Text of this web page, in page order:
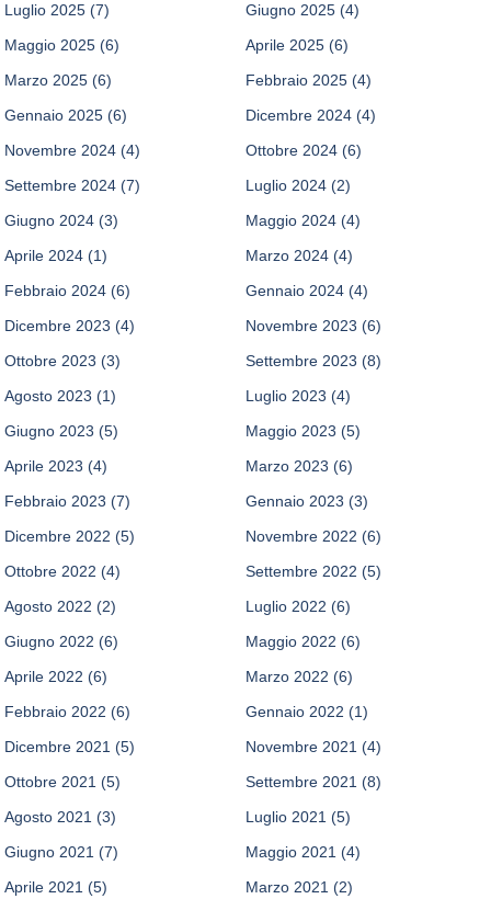
Luglio 2025 (7) Giugno 2025 (4)
Maggio 2025 (6) Aprile 2025 (6)
Marzo 2025 (6) Febbraio 2025 (4)
Gennaio 2025 (6) Dicembre 2024 (4)
Novembre 2024 (4) Ottobre 2024 (6)
Settembre 2024 (7) Luglio 2024 (2)
Giugno 2024 (3) Maggio 2024 (4)
Aprile 2024 (1) Marzo 2024 (4)
Febbraio 2024 (6) Gennaio 2024 (4)
Dicembre 2023 (4) Novembre 2023 (6)
Ottobre 2023 (3) Settembre 2023 (8)
Agosto 2023 (1) Luglio 2023 (4)
Giugno 2023 (5) Maggio 2023 (5)
Aprile 2023 (4) Marzo 2023 (6)
Febbraio 2023 (7) Gennaio 2023 (3)
Dicembre 2022 (5) Novembre 2022 (6)
Ottobre 2022 (4) Settembre 2022 (5)
Agosto 2022 (2) Luglio 2022 (6)
Giugno 2022 (6) Maggio 2022 (6)
Aprile 2022 (6) Marzo 2022 (6)
Febbraio 2022 (6) Gennaio 2022 (1)
Dicembre 2021 (5) Novembre 2021 (4)
Ottobre 2021 (5) Settembre 2021 (8)
Agosto 2021 (3) Luglio 2021 (5)
Giugno 2021 (7) Maggio 2021 (4)
Aprile 2021 (5) Marzo 2021 (2)